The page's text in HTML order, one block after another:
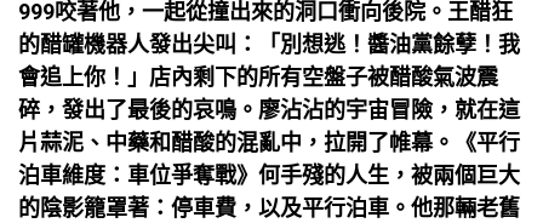
999咬著他，一起從撞出來的洞口衝向後院。王醋狂
的醋罐機器人發出尖叫：「別想逃！醬油黨餘孽！我
會追上你！」店內剩下的所有空盤子被醋酸氣波震
碎，發出了最後的哀鳴。廖沾沾的宇宙冒險，就在這
片蒜泥、中藥和醋酸的混亂中，拉開了帷幕。《平行
泊車維度：車位爭奪戰》何手殘的人生，被兩個巨大
的陰影籠罩著：停車費，以及平行泊車。他那輛老舊